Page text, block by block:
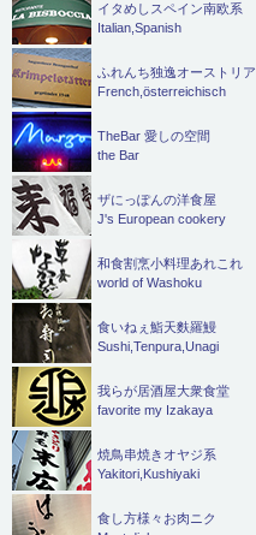
イタめしスペイン南欧系
Italian,Spanish
ふれんち独逸オーストリア
French,österreichisch
TheBar 愛しの空間
the Bar
ザにっぽんの洋食屋
J's European cookery
和食割烹小料理あれこれ
world of Washoku
食いねぇ鮨天麩羅鰻
Sushi,Tenpura,Unagi
我らが居酒屋大衆食堂
favorite my Izakaya
焼鳥串焼きオヤジ系
Yakitori,Kushiyaki
食し方様々お肉ニク